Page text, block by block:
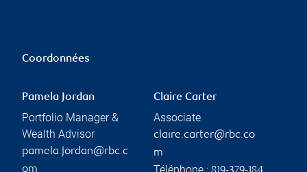
Coordonnées
Pamela Jordan
Portfolio Manager &
Wealth Advisor
pamela.jordan@rbc.c
om
Claire Carter
Associate
claire.carter@rbc.co
m